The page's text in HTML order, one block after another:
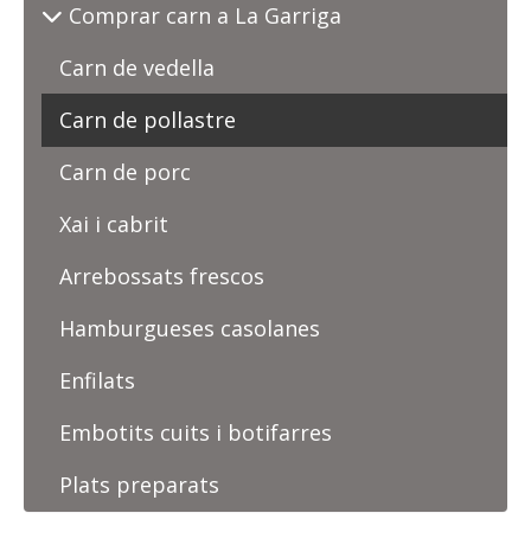
Comprar carn a La Garriga
Carn de vedella
Carn de pollastre
Carn de porc
Xai i cabrit
Arrebossats frescos
Hamburgueses casolanes
Enfilats
Embotits cuits i botifarres
Plats preparats